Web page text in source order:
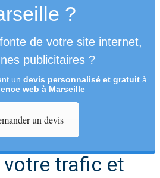
?
de votre site internet,
publicitaires ?
un devis personnalisé et gratuità
web à Marseille
un devis
trafic et